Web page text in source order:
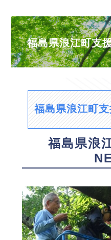
福島県浪江町支
福島県浪江町
福島県浪